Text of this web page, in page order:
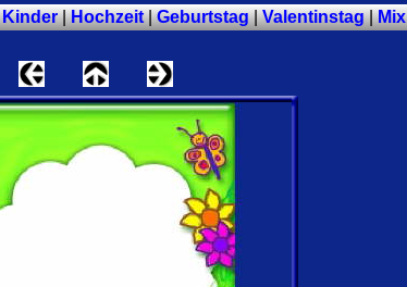
Kinder|Hochzeit|Geburtstag|Valentinstag|Mix